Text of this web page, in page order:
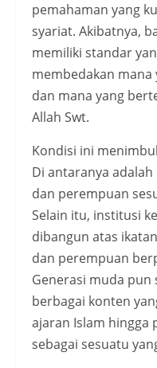
pemahaman yang
syariat. Akibatnya,
memiliki standar
membedakan
dan mana yang
Allah Swt.
Kondisi ini
Di antaranya
dan perempuan
Selain itu, institusi
dibangun atas
dan perempuan
Generasi muda
berbagai konten
ajaran Islam hingga
sebagai sesuatu